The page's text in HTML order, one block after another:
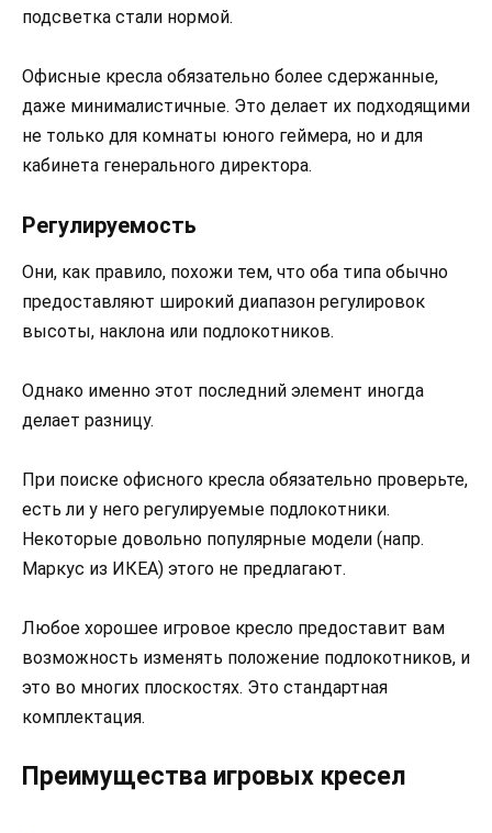
подсветка стали нормой.
Офисные кресла обязательно более сдержанные,
даже минималистичные. Это делает их подходящими
не только для комнаты юного геймера, но и для
кабинета генерального директора.
Регулируемость
Они, как правило, похожи тем, что оба типа обычно
предоставляют широкий диапазон регулировок
высоты, наклона или подлокотников.
Однако именно этот последний элемент иногда
делает разницу.
При поиске офисного кресла обязательно проверьте,
есть ли у него регулируемые подлокотники.
Некоторые довольно популярные модели (напр.
Маркус из ИКЕА) этого не предлагают.
Любое хорошее игровое кресло предоставит вам
возможность изменять положение подлокотников, и
это во многих плоскостях. Это стандартная
комплектация.
Преимущества игровых кресел